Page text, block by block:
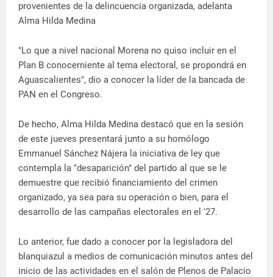
provenientes de la delincuencia organizada, adelanta
Alma Hilda Medina
"Lo que a nivel nacional Morena no quiso incluir en el
Plan B conocerniente al tema electoral, se propondrá en
Aguascalientes", dio a conocer la líder de la bancada de
PAN en el Congreso.
De hecho, Alma Hilda Medina destacó que en la sesión
de este jueves presentará junto a su homólogo
Emmanuel Sánchez Nájera la iniciativa de ley que
contempla la "desaparición" del partido al que se le
demuestre que recibió financiamiento del crimen
organizado, ya sea para su operación o bien, para el
desarrollo de las campañas electorales en el '27.
Lo anterior, fue dado a conocer por la legisladora del
blanquiazul a medios de comunicación minutos antes del
inicio de las actividades en el salón de Plenos de Palacio